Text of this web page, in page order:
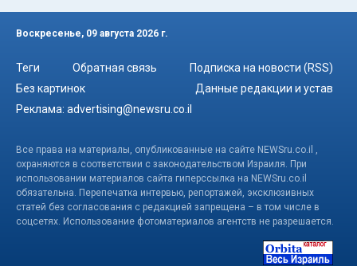
Воскресенье, 09 августа 2026 г.
Теги Обратная связь
Подписка на новости (RSS)
Без картинок
Данные редакции и устав
Реклама: advertising@newsru.co.il
Все права на материалы, опубликованные на сайте NEWSru.co.il ,
охраняются в соответствии с законодательством Израиля. При
использовании материалов сайта гиперссылка на NEWSru.co.il
обязательна. Перепечатка интервью, репортажей, эксклюзивных
статей без согласования с редакцией запрещена – в том числе в
соцсетях. Использование фотоматериалов агентств не разрешается.